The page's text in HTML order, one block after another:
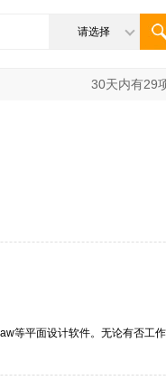
请选择
30天内有29
平面设计软件。无论有否工